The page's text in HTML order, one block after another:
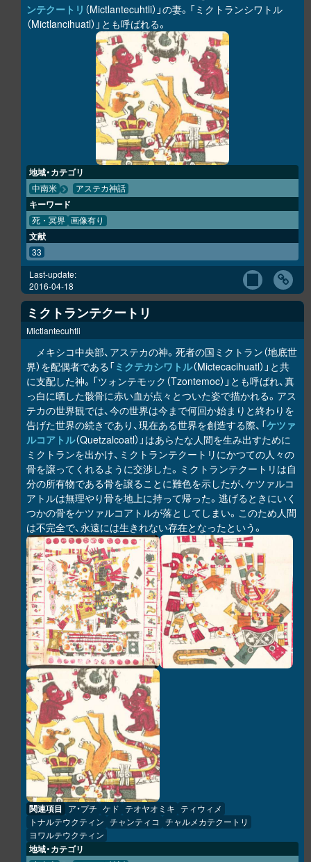
ンテクートリ （Mictlantecuhtli）」の妻。「ミクトランシワトル
（Mictlancihuatl）」とも呼ばれる。
地域・カテゴリ
中南米 アステカ神話
キーワード
死・冥界 画像有り
文献
33
Last-update:
2016-04-18
ミクトランテクートリ
Mictlantecuhtli
メキシコ中央部、アステカの神。死者の国ミクトラン（地底世
界）を配偶者である「ミクテカシワトル（Mictecacihuatl）」と共
に支配した神。「ツォンテモック（Tzontemoc）」とも呼ばれ、真
っ白に晒した骸骨に赤い血が点々とついた姿で描かれる。アス
テカの世界観では、今の世界は今まで何回か始まりと終わりを
告げた世界の続きであり、現在ある世界を創造する際、「ケツァ
ルコアトル（Quetzalcoatl）」はあらたな人間を生み出すために
ミクトランを出かけ、ミクトランテクートリにかつての人々の
骨を譲ってくれるように交渉した。ミクトランテクートリは自
分の所有物である骨を譲ることに難色を示したが、ケツァルコ
アトルは無理やり骨を地上に持って帰った。逃げるときにいく
つかの骨をケツァルコアトルが落としてしまい。このため人間
は不完全で、永遠には生きれない存在となったという。
関連項目 ア・プチ ケド テオヤオミキ ティウィメ
トナルテウクティン チャンティコ チャルメカテクートリ
ヨワルテウクティン
地域・カテゴリ